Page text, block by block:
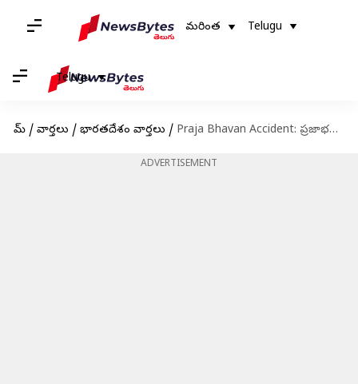
మరింత Telugu
Telugu
హోమ్ / వార్తలు / భారతదేశం వార్తలు / Praja Bhavan Accident: ప్రజాభవన్‌ కారు యాక్సిడెంట్ కేసు మరో కొత్త కోణం.. నిందితుడు మాజీ ఎమ్మెల్యే కొడుకే
ADVERTISEMENT